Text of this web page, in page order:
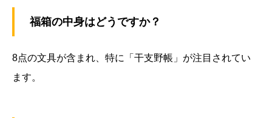
福箱の中身はどうですか？
8点の文具が含まれ、特に「干支野帳」が注目されてい
ます​​。